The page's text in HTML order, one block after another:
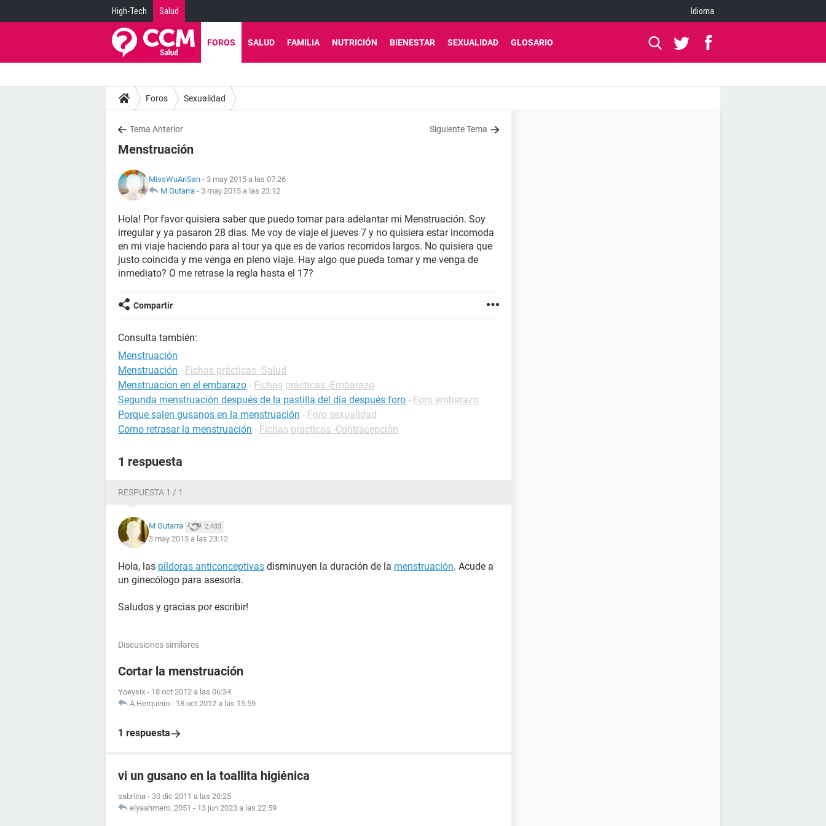
High-Tech Salud Idioma
FOROS SALUD FAMILIA NUTRICIÓN BIENESTAR SEXUALIDAD GLOSARIO
Foros Sexualidad
Tema Anterior Siguiente Tema
Menstruación
MissWuAriSan - 3 may 2015 a las 07:26
M Gutarra - 3 may 2015 a las 23:12
Hola! Por favor quisiera saber que puedo tomar para adelantar mi Menstruación. Soy
irregular y ya pasaron 28 dias. Me voy de viaje el jueves 7 y no quisiera estar incomoda
en mi viaje haciendo para al tour ya que es de varios recorridos largos. No quisiera que
justo coincida y me venga en pleno viaje. Hay algo que pueda tomar y me venga de
inmediato? O me retrase la regla hasta el 17?
Compartir
Consulta también:
Menstruación
Menstruación - Fichas prácticas -Salud
Menstruacion en el embarazo - Fichas prácticas -Embarazo
Segunda menstruación después de la pastilla del día después foro - Foro embarazo
Porque salen gusanos en la menstruación - Foro sexualidad
Como retrasar la menstruación - Fichas prácticas -Contracepción
1 respuesta
RESPUESTA 1 / 1
M Gutarra 2.433
3 may 2015 a las 23:12
Hola, las píldoras anticonceptivas disminuyen la duración de la menstruación. Acude a
un ginecólogo para asesoría.
Saludos y gracias por escribir!
Discusiones similares
Cortar la menstruación
Yoeysix - 18 oct 2012 a las 06:34
A.Herquinio - 18 oct 2012 a las 15:59
1 respuesta
vi un gusano en la toallita higiénica
sabriina - 30 dic 2011 a las 20:25
elyaahmero_2051 - 13 jun 2023 a las 22:59